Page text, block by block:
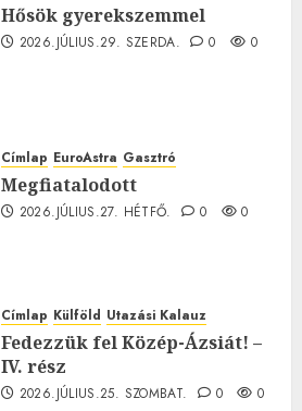
Hősök gyerekszemmel
2026.JÚLIUS.29. SZERDA. 0 0
Címlap EuroAstra Gasztró
Megfiatalodott
2026.JÚLIUS.27. HÉTFŐ. 0 0
Címlap Külföld Utazási Kalauz
Fedezzük fel Közép-Ázsiát! –
IV. rész
2026.JÚLIUS.25. SZOMBAT. 0 0